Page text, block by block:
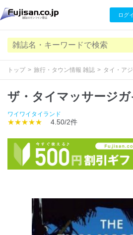
ログ
トップ 旅行・タウン情報 雑誌 タイ・ア
ザ・タイマッサージガ
ワイワイタイランド
★★★★★ 4.50/2件